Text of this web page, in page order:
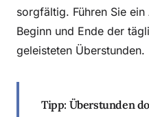
sorgfältig. Führen Sie ein
Beginn und Ende der
geleisteten Überstunden.
Tipp: Überstunden